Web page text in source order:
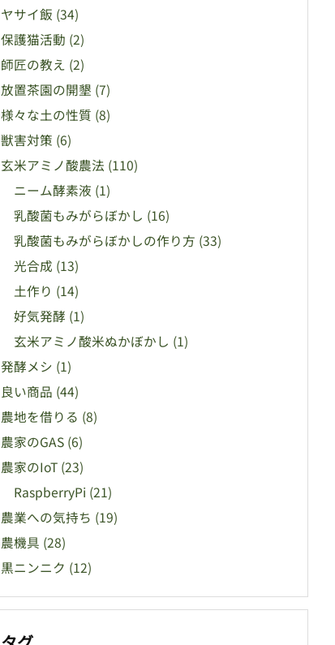
ヤサイ飯 (34)
保護猫活動 (2)
師匠の教え (2)
放置茶園の開墾 (7)
様々な土の性質 (8)
獣害対策 (6)
玄米アミノ酸農法 (110)
ニーム酵素液 (1)
乳酸菌もみがらぼかし (16)
乳酸菌もみがらぼかしの作り方 (33)
光合成 (13)
土作り (14)
好気発酵 (1)
玄米アミノ酸米ぬかぼかし (1)
発酵メシ (1)
良い商品 (44)
農地を借りる (8)
農家のGAS (6)
農家のIoT (23)
RaspberryPi (21)
農業への気持ち (19)
農機具 (28)
黒ニンニク (12)